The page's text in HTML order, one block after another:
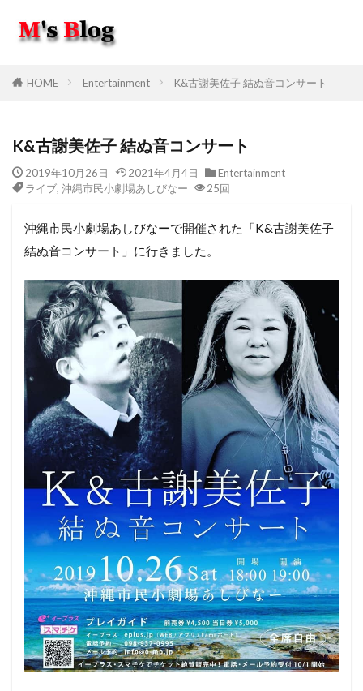
HOME Entertainment K&古謝美佐子 結ぬ音コンサート
K&古謝美佐子 結ぬ音コンサート
2019年10月26日 2021年4月4日
Entertainment
ライブ, 沖縄市民小劇場あしびなー 25回
沖縄市民小劇場あしびなーで開催された「K&古謝美佐子
結ぬ音コンサート」に行きました。